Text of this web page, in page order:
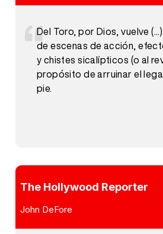
Del Toro, por Dios, vuelve
de escenas de acción,
y chistes sicalípticos (o al
propósito de arruinar el
pie.
The Hollywood Reporter
John DeFore